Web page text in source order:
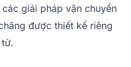
giải pháp vận chuyển
được thiết kế riêng